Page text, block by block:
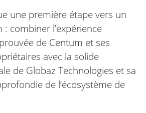
une première étape vers un
combiner l’expérience
de Centum et ses
avec la solide
de Globaz Technologies et sa
de l’écosystème de